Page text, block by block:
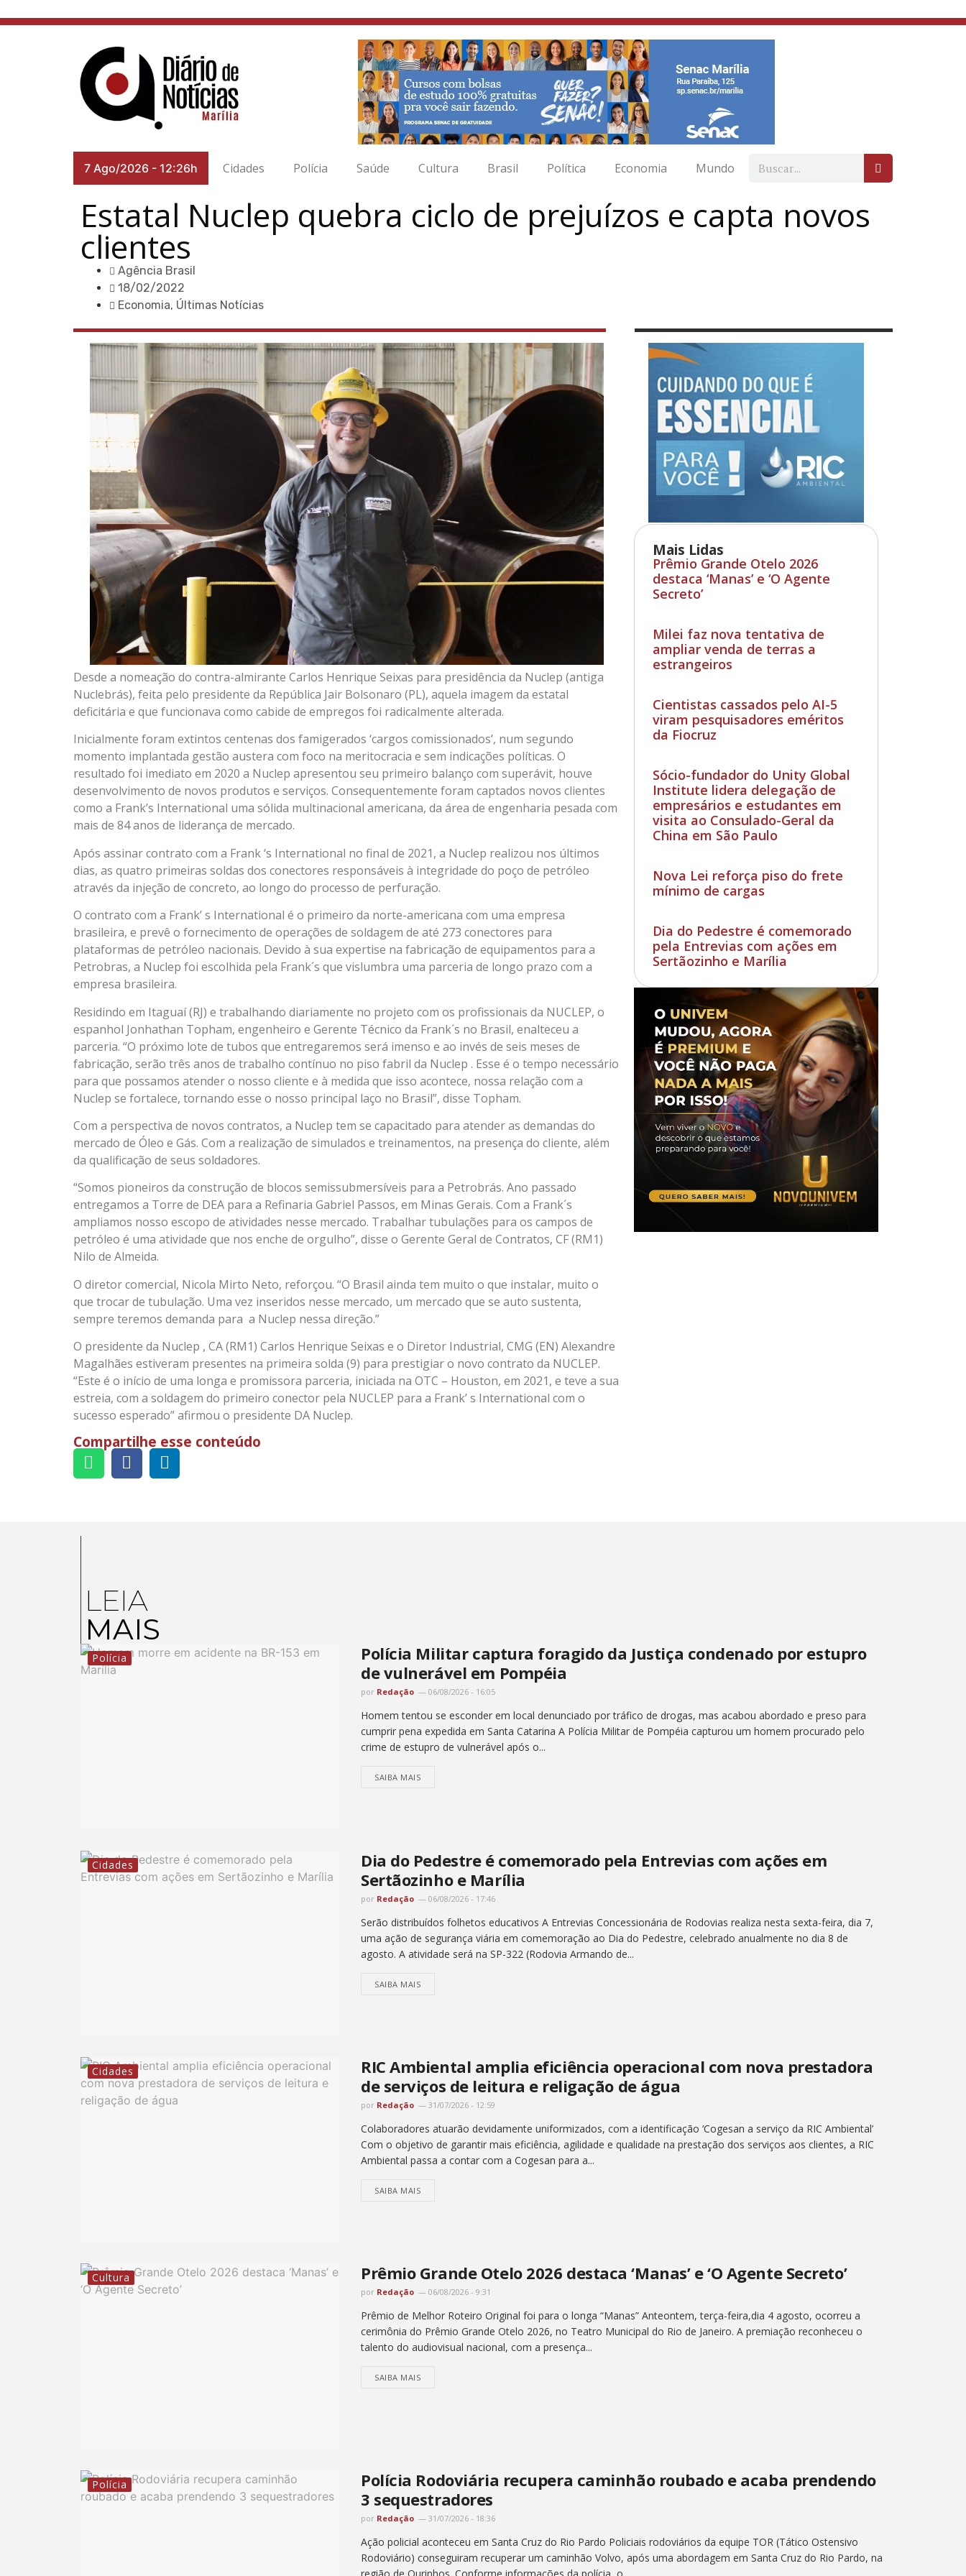
7 Ago/2026 - 12:26h Cidades Polícia Saúde Cultura Brasil Política Economia Mundo
Estatal Nuclep quebra ciclo de prejuízos e capta novos
clientes
Agência Brasil
18/02/2022
Economia, Últimas Notícias
Mais Lidas
Prêmio Grande Otelo 2026
destaca ‘Manas’ e ‘O Agente
Secreto’
Milei faz nova tentativa de
ampliar venda de terras a
estrangeiros
Cientistas cassados pelo AI-5
viram pesquisadores eméritos
da Fiocruz
Sócio-fundador do Unity Global
Institute lidera delegação de
empresários e estudantes em
visita ao Consulado-Geral da
China em São Paulo
Nova Lei reforça piso do frete
mínimo de cargas
Dia do Pedestre é comemorado
pela Entrevias com ações em
Sertãozinho e Marília
Desde a nomeação do contra-almirante Carlos Henrique Seixas para presidência da Nuclep (antiga
Nuclebrás), feita pelo presidente da República Jair Bolsonaro (PL), aquela imagem da estatal
deficitária e que funcionava como cabide de empregos foi radicalmente alterada.
Inicialmente foram extintos centenas dos famigerados ‘cargos comissionados’, num segundo
momento implantada gestão austera com foco na meritocracia e sem indicações políticas. O
resultado foi imediato em 2020 a Nuclep apresentou seu primeiro balanço com superávit, houve
desenvolvimento de novos produtos e serviços. Consequentemente foram captados novos clientes
como a Frank’s International uma sólida multinacional americana, da área de engenharia pesada com
mais de 84 anos de liderança de mercado.
Após assinar contrato com a Frank ‘s International no final de 2021, a Nuclep realizou nos últimos
dias, as quatro primeiras soldas dos conectores responsáveis à integridade do poço de petróleo
através da injeção de concreto, ao longo do processo de perfuração.
O contrato com a Frank’ s International é o primeiro da norte-americana com uma empresa
brasileira, e prevê o fornecimento de operações de soldagem de até 273 conectores para
plataformas de petróleo nacionais. Devido à sua expertise na fabricação de equipamentos para a
Petrobras, a Nuclep foi escolhida pela Frank´s que vislumbra uma parceria de longo prazo com a
empresa brasileira.
Residindo em Itaguaí (RJ) e trabalhando diariamente no projeto com os profissionais da NUCLEP, o
espanhol Jonhathan Topham, engenheiro e Gerente Técnico da Frank´s no Brasil, enalteceu a
parceria. “O próximo lote de tubos que entregaremos será imenso e ao invés de seis meses de
fabricação, serão três anos de trabalho contínuo no piso fabril da Nuclep . Esse é o tempo necessário
para que possamos atender o nosso cliente e à medida que isso acontece, nossa relação com a
Nuclep se fortalece, tornando esse o nosso principal laço no Brasil”, disse Topham.
Com a perspectiva de novos contratos, a Nuclep tem se capacitado para atender as demandas do
mercado de Óleo e Gás. Com a realização de simulados e treinamentos, na presença do cliente, além
da qualificação de seus soldadores.
“Somos pioneiros da construção de blocos semissubmersíveis para a Petrobrás. Ano passado
entregamos a Torre de DEA para a Refinaria Gabriel Passos, em Minas Gerais. Com a Frank´s
ampliamos nosso escopo de atividades nesse mercado. Trabalhar tubulações para os campos de
petróleo é uma atividade que nos enche de orgulho”, disse o Gerente Geral de Contratos, CF (RM1)
Nilo de Almeida.
O diretor comercial, Nicola Mirto Neto, reforçou. “O Brasil ainda tem muito o que instalar, muito o
que trocar de tubulação. Uma vez inseridos nesse mercado, um mercado que se auto sustenta,
sempre teremos demanda para a Nuclep nessa direção.”
O presidente da Nuclep , CA (RM1) Carlos Henrique Seixas e o Diretor Industrial, CMG (EN) Alexandre
Magalhães estiveram presentes na primeira solda (9) para prestigiar o novo contrato da NUCLEP.
“Este é o início de uma longa e promissora parceria, iniciada na OTC – Houston, em 2021, e teve a sua
estreia, com a soldagem do primeiro conector pela NUCLEP para a Frank’ s International com o
sucesso esperado” afirmou o presidente DA Nuclep.
Compartilhe esse conteúdo
LEIA
MAIS
Polícia
Polícia Militar captura foragido da Justiça condenado por estupro
de vulnerável em Pompéia
por Redação 06/08/2026 - 16:05
Homem tentou se esconder em local denunciado por tráfico de drogas, mas acabou abordado e preso para
cumprir pena expedida em Santa Catarina A Polícia Militar de Pompéia capturou um homem procurado pelo
crime de estupro de vulnerável após o...
SAIBA MAIS
Cidades
Dia do Pedestre é comemorado pela Entrevias com ações em
Sertãozinho e Marília
por Redação 06/08/2026 - 17:46
Serão distribuídos folhetos educativos A Entrevias Concessionária de Rodovias realiza nesta sexta-feira, dia 7,
uma ação de segurança viária em comemoração ao Dia do Pedestre, celebrado anualmente no dia 8 de
agosto. A atividade será na SP-322 (Rodovia Armando de...
SAIBA MAIS
Cidades
RIC Ambiental amplia eficiência operacional com nova prestadora
de serviços de leitura e religação de água
por Redação 31/07/2026 - 12:59
Colaboradores atuarão devidamente uniformizados, com a identificação ‘Cogesan a serviço da RIC Ambiental’
Com o objetivo de garantir mais eficiência, agilidade e qualidade na prestação dos serviços aos clientes, a RIC
Ambiental passa a contar com a Cogesan para a...
SAIBA MAIS
Cultura Prêmio Grande Otelo 2026 destaca ‘Manas’ e ‘O Agente Secreto’
por Redação 06/08/2026 - 9:31
Prêmio de Melhor Roteiro Original foi para o longa “Manas” Anteontem, terça-feira,dia 4 agosto, ocorreu a
cerimônia do Prêmio Grande Otelo 2026, no Teatro Municipal do Rio de Janeiro. A premiação reconheceu o
talento do audiovisual nacional, com a presença...
SAIBA MAIS
Polícia
Polícia Rodoviária recupera caminhão roubado e acaba prendendo
3 sequestradores
por Redação 31/07/2026 - 18:36
Ação policial aconteceu em Santa Cruz do Rio Pardo Policiais rodoviários da equipe TOR (Tático Ostensivo
Rodoviário) conseguiram recuperar um caminhão Volvo, após uma abordagem em Santa Cruz do Rio Pardo, na